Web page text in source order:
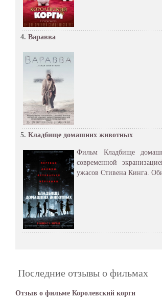
4. Варавва
5. Кладбище домашних животных
Фильм Кладбище
современной
ужасов Стивена Кинга.
Последние отзывы о фильмах
Отзыв о фильме Королевский корги